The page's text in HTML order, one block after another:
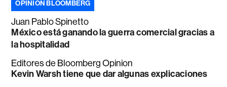
OPINIÓN BLOOMBERG
Juan Pablo Spinetto
México está ganando la guerra comercial gracias a
la hospitalidad
Editores de Bloomberg Opinion
Kevin Warsh tiene que dar algunas explicaciones